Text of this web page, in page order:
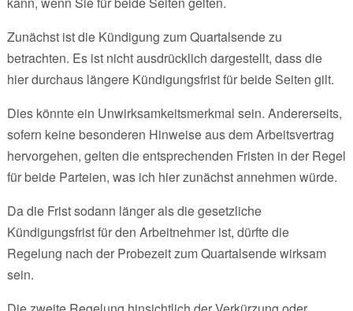
Zunächst ist die Kündigung zum Quartalsende zu
betrachten. Es ist nicht ausdrücklich dargestellt, dass die
hier durchaus längere Kündigungsfrist für beide Seiten gilt.
Dies könnte ein Unwirksamkeitsmerkmal sein. Andererseits,
sofern keine besonderen Hinweise aus dem Arbeitsvertrag
hervorgehen, gelten die entsprechenden Fristen in der Regel
für beide Parteien, was ich hier zunächst annehmen würde.
Da die Frist sodann länger als die gesetzliche
Kündigungsfrist für den Arbeitnehmer ist, dürfte die
Regelung nach der Probezeit zum Quartalsende wirksam
sein.